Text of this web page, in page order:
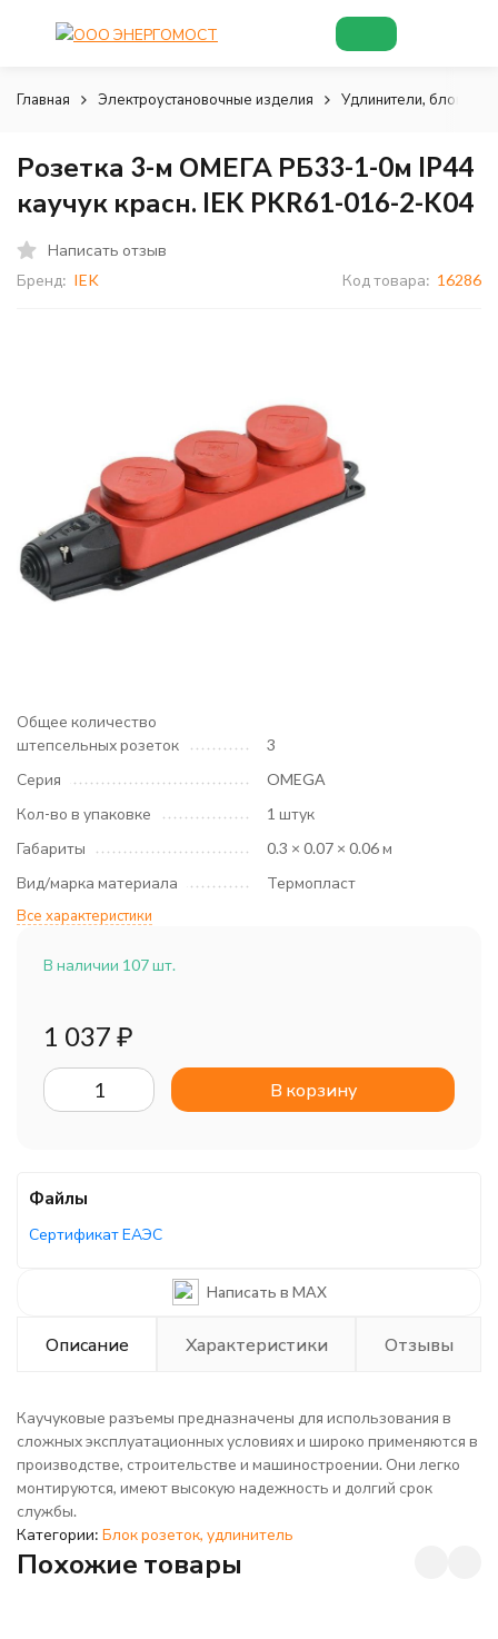
Главная Электроустановочные изделия Удлинители, блоки
Розетка 3-м ОМЕГА РБ33-1-0м IP44
каучук красн. IEK PKR61-016-2-K04
Написать отзыв
Бренд: IEK Код товара: 16286
Общее количество
штепсельных розеток
3
Серия
OMEGA
Кол-во в упаковке
1 штук
Габариты
0.3 × 0.07 × 0.06 м
Вид/марка материала
Термопласт
Все характеристики
В наличии 107 шт.
1 037 ₽
В корзину
Файлы
Сертификат ЕАЭС
Написать в MAX
Описание Характеристики Отзывы
Каучуковые разъемы предназначены для использования в
сложных эксплуатационных условиях и широко применяются в
производстве, строительстве и машиностроении. Они легко
монтируются, имеют высокую надежность и долгий срок
службы.
Категории: Блок розеток, удлинитель
Похожие товары